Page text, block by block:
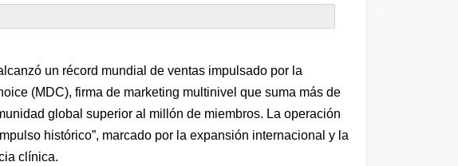
un récord mundial de ventas impulsado por la
(MDC), firma de marketing multinivel que suma más de
global superior al millón de miembros. La operación
histórico”, marcado por la expansión internacional y la
clínica.